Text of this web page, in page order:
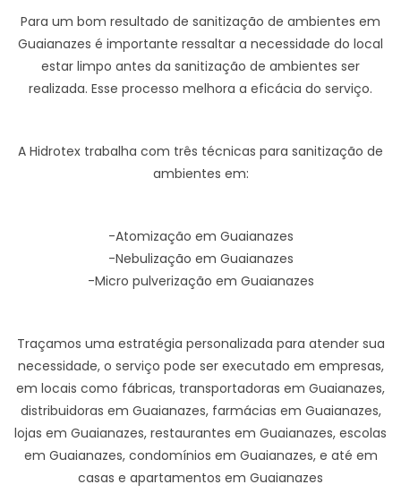
Para um bom resultado de sanitização de ambientes em
Guaianazes é importante ressaltar a necessidade do local
estar limpo antes da sanitização de ambientes ser
realizada. Esse processo melhora a eficácia do serviço.
A Hidrotex trabalha com três técnicas para sanitização de
ambientes em:
-Atomização em Guaianazes
-Nebulização em Guaianazes
-Micro pulverização em Guaianazes
Traçamos uma estratégia personalizada para atender sua
necessidade, o serviço pode ser executado em empresas,
em locais como fábricas, transportadoras em Guaianazes,
distribuidoras em Guaianazes, farmácias em Guaianazes,
lojas em Guaianazes, restaurantes em Guaianazes, escolas
em Guaianazes, condomínios em Guaianazes, e até em
casas e apartamentos em Guaianazes